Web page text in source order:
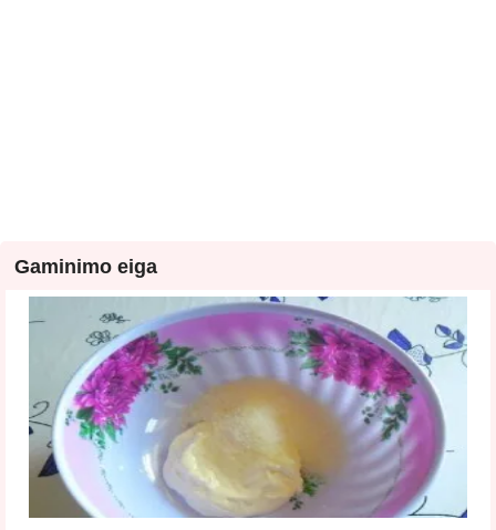
Gaminimo eiga